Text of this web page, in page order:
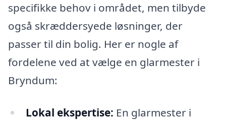
specifikke behov i området, men tilbyde
også skræddersyede løsninger, der
passer til din bolig. Her er nogle af
fordelene ved at vælge en glarmester i
Bryndum:
Lokal ekspertise: En glarmester i